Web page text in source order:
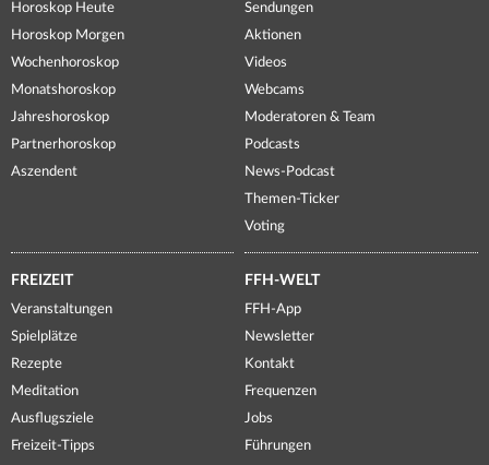
Horoskop Heute
Horoskop Morgen
Wochenhoroskop
Monatshoroskop
Jahreshoroskop
Partnerhoroskop
Aszendent
Sendungen
Aktionen
Videos
Webcams
Moderatoren & Team
Podcasts
News-Podcast
Themen-Ticker
Voting
FREIZEIT
Veranstaltungen
Spielplätze
Rezepte
Meditation
Ausflugsziele
Freizeit-Tipps
FFH-WELT
FFH-App
Newsletter
Kontakt
Frequenzen
Jobs
Führungen